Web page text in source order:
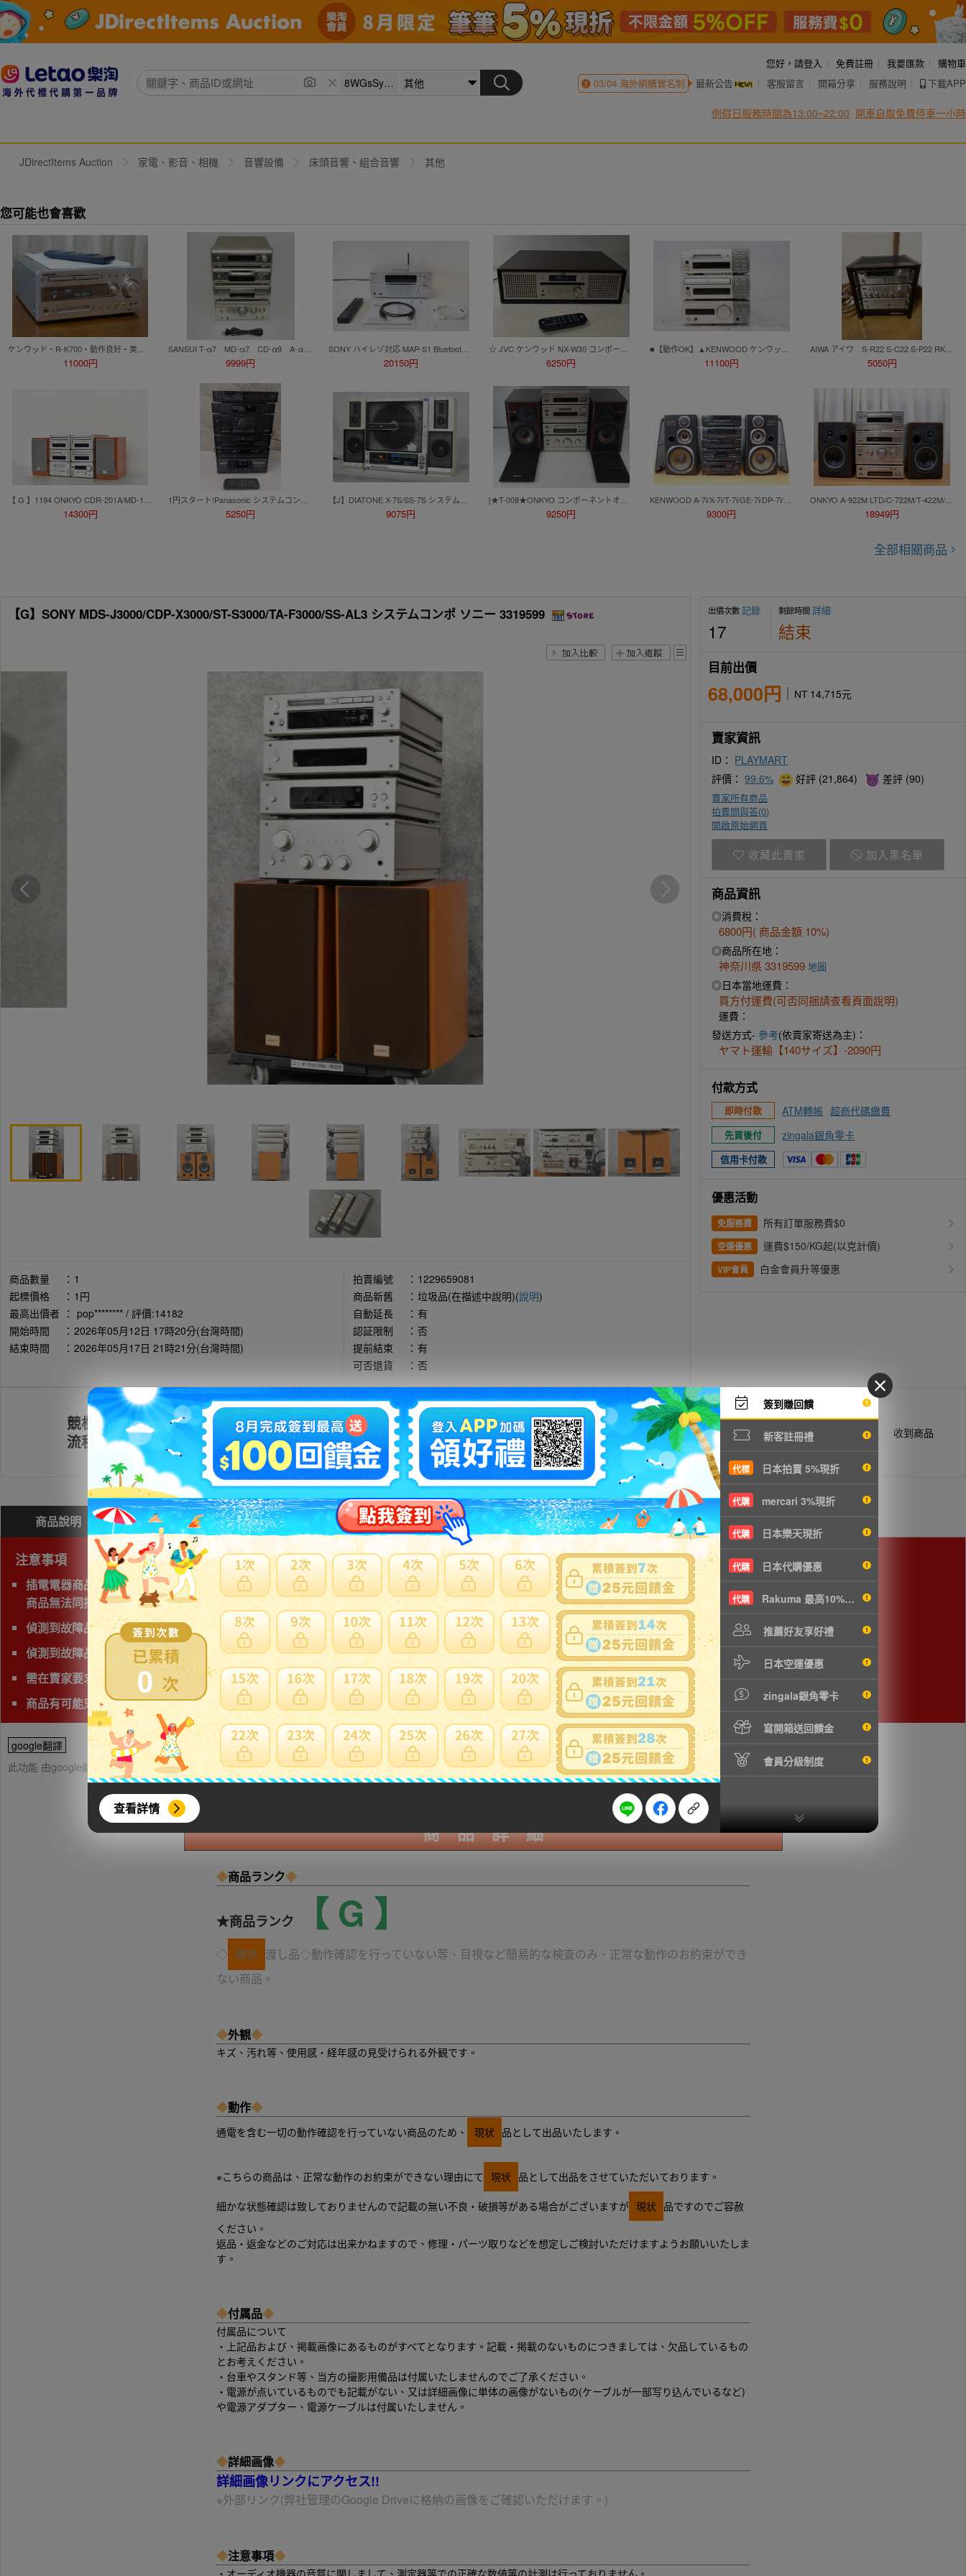
0
查看詳情
簽到賺回饋
新客註冊禮
代標 日本拍賣 5%現折
代購 mercari 3%現折
代購 日本樂天現折
代購 日本代購優惠
代購 Rakuma 最高10%現折
推薦好友享好禮
日本空運優惠
zingala銀角零卡
寫開箱送回饋金
會員分級制度
您好， 請登入 免費註冊 我要匯款
購物車
03/04海外網購實名制 最新公告 客服留言 開箱分享 服務說明 下載APP
例假日服務時間為13:00~22:00 開車自取免費停車一小時
JDirectItems Auction 家電、影音、相機 音響設備 床頭音響、組合音響 其他
您可能也會喜歡
11000円 9999円 20150円 6250円 11100円
AIWA アイワ S-R22 S-C22 S-P22 RK-C25 パワーアンプ チューナー オーディオ システムコンポ 通電ok 専用ケース付
5050円
14300円 5250円 9075円 9250円
KENWOOD A-7i/X-7i/T-7i/GE-7i/DP-7i/S-7iスピーカー付きシステムコンポ (A-1433)
9300円
ONKYO A-922M LTD/C-722M/T-422M/K-522M/D-202A LTD スピーカー付きシステムコンポ (A-1438)
18949円
全部相關商品
【G】SONY MDS-J3000/CDP-X3000/ST-S3000/TA-F3000/SS-AL3 システムコンポ ソニー 3319599
商品數量 ： 1
起標價格
： 1円
最高出價者 ： pop******** / 評價:14182
開始時間
： 2026年05月12日 17時20分(台灣時間)
結束時間
： 2026年05月17日 21時21分(台灣時間)
拍賣編號 ： 1229659081
商品新舊
： 垃圾品(在描述中說明)(說明)
自動延長
： 有
認証限制
： 否
提前結束
： 有
可否退貨
： 否
出價次數記錄
17
剩餘時間詳細
結束
目前出價
68,000円 NT 14,715元
賣家資訊
ID： PLAYMART
評價：99.6% 好評 (21,864) 差評 (90)
賣家所有商品
拍賣問與答(0)
開啟原始網頁
收藏此賣家 加入黑名單
商品資訊
◎消費稅：
6800円( 商品金額 10%)
◎商品所在地：
神奈川県 3319599 地圖
◎日本當地運費：
買方付運費(可否同捆請查看頁面說明)
運費：
發送方式- 參考(依賣家寄送為主)：
ヤマト運輸【140サイズ】-2090円
付款方式
即時付款 ATM轉帳 超商代碼繳費
先買後付 zingala銀角零卡
信用卡付款
優惠活動
免服務費 所有訂單服務費$0
空運優惠 運費$150/KG起(以克計價)
VIP會員 白金會員升等優惠
競標
流程
註冊會員 出價競標 得標填寫委託單 商品抵台通知出貨 收到商品
商品說明 問與答(0) 費用試算 問題商品反映流程
注意事項
插電電器商品限空運( 海運需商檢)
商品無法同捆，會個別收取日本運費。
偵測到故障品(垃圾品)、有照片及說明以外的問題，下標前注意
偵測到故障品(垃圾品)、問題商品、可能無法修理字樣,下標前注意
需在賣家要求時間完成匯款
商品有可能只能自取，自取費用相當高，請查看頁面確認
google翻譯
此功能 由google翻譯提供參考，樂淘不保證翻譯內容之正確性，詳細問題說明請使用商品問與答
商 品 詳 細
◆商品ランク◆
★商品ランク 【 G 】
◇ 現状 渡し品◇動作確認を行っていない等、目視など簡易的な検査のみ、正常な動作のお約束ができ
ない商品。
◆外観◆
キズ、汚れ等、使用感・経年感の見受けられる外観です。
◆動作◆
通電を含む一切の動作確認を行っていない商品のため、 現状 品として出品いたします。
※こちらの商品は、正常な動作のお約束ができない理由にて 現状 品として出品をさせていただいております。
細かな状態確認は致しておりませんので記載の無い不良・破損等がある場合がございますが 現状 品ですのでご容赦
ください。
返品・返金などのご対応は出来かねますので、修理・パーツ取りなどを想定しご検討いただけますようお願いいたしま
す。
◆付属品◆
付属品について
・上記品および、掲載画像にあるものがすべてとなります。記載・掲載のないものにつきましては、欠品しているもの
とお考えください。
・台車やスタンド等、当方の撮影用備品は付属いたしませんのでご了承ください。
・電源が点いているものでも記載がない、又は詳細画像に単体の画像がないもの(ケーブルが一部写り込んでいるなど)
や電源アダプター、電源ケーブルは付属いたしません。
◆詳細画像◆
詳細画像リンクにアクセス!!
※外部リンク(弊社管理のGoogle Driveに格納の画像をご確認いただけます。)
◆注意事項◆